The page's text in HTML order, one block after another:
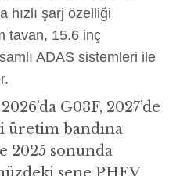
hızlı şarj özelliği
tavan, 15.6 inç
ADAS sistemleri ile
G03F, 2027’de
üretim bandına
2025 sonunda